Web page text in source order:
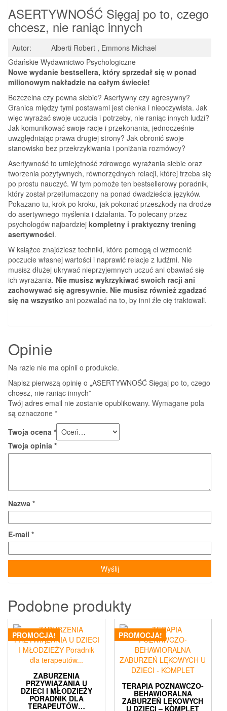
ASERTYWNOŚĆ Sięgaj po to, czego
chcesz, nie raniąc innych
Autor:
Alberti Robert , Emmons Michael
Gdańskie Wydawnictwo Psychologiczne
Nowe wydanie bestsellera, który sprzedał się w ponad
milionowym nakładzie na całym świecie!
Bezczelna czy pewna siebie? Asertywny czy agresywny?
Granica między tymi postawami jest cienka i nieoczywista. Jak
więc wyrażać swoje uczucia i potrzeby, nie raniąc innych ludzi?
Jak komunikować swoje racje i przekonania, jednocześnie
uwzględniając prawa drugiej strony? Jak obronić swoje
stanowisko bez przekrzykiwania i poniżania rozmówcy?
Asertywność to umiejętność zdrowego wyrażania siebie oraz
tworzenia pozytywnych, równorzędnych relacji, której trzeba się
po prostu nauczyć. W tym pomoże ten bestsellerowy poradnik,
który został przetłumaczony na ponad dwadzieścia języków.
Pokazano tu, krok po kroku, jak pokonać przeszkody na drodze
do asertywnego myślenia i działania. To polecany przez
psychologów najbardziej kompletny i praktyczny trening
asertywności.
W książce znajdziesz techniki, które pomogą ci wzmocnić
poczucie własnej wartości i naprawić relacje z ludźmi. Nie
musisz dłużej ukrywać nieprzyjemnych uczuć ani obawiać się
ich wyrażania. Nie musisz wykrzykiwać swoich racji ani
zachowywać się agresywnie. Nie musisz również zgadzać
się na wszystko ani pozwalać na to, by inni źle cię traktowali.
Opinie
Na razie nie ma opinii o produkcie.
Napisz pierwszą opinię o „ASERTYWNOŚĆ Sięgaj po to, czego
chcesz, nie raniąc innych”
Twój adres email nie zostanie opublikowany. Wymagane pola
są oznaczone *
Twoja ocena *
Twoja opinia *
Nazwa *
E-mail *
Podobne produkty
PROMOCJA!
ZABURZENIA
PRZYWIĄZANIA U
DZIECI I MŁODZIEŻY
PORADNIK DLA
TERAPEUTÓW…
PROMOCJA!
TERAPIA POZNAWCZO-
BEHAWIORALNA
ZABURZEŃ LĘKOWYCH
U DZIECI – KOMPLET